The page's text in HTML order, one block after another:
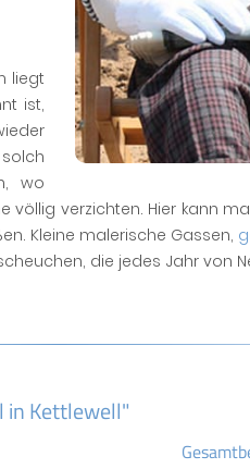
liegt
ist,
wo
verzichten. Hier kann
Kleine malerische Gassen,
die jedes Jahr von
in Kettlewell"